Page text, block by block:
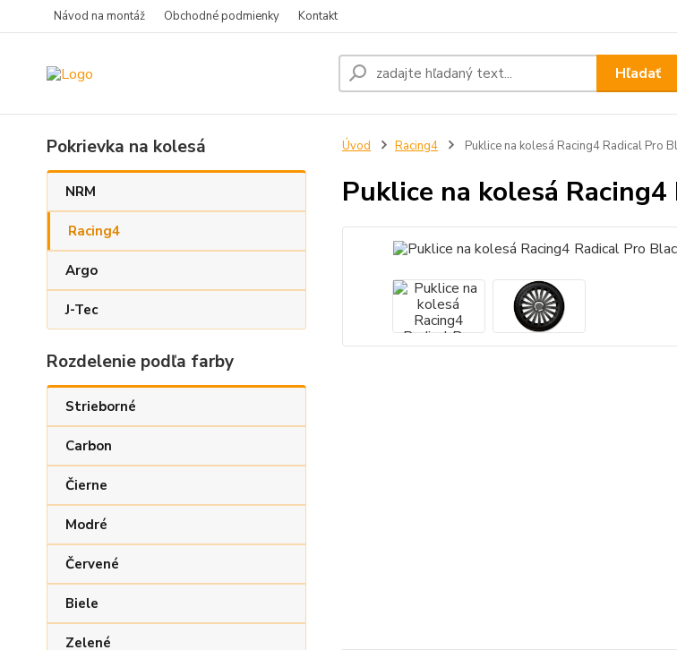
Návod na montáž Obchodné podmienky Kontakt
Hľadať
Pokrievka na kolesá
NRM
Racing4
Argo
J-Tec
Rozdelenie podľa farby
Strieborné
Carbon
Čierne
Modré
Červené
Biele
Zelené
Úvod Racing4 Puklice na kolesá Racing4 Radical Pro
Puklice na kolesá